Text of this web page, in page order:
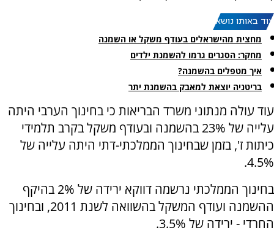
עוד באותו נושא:
מחצית מהישראלים בעודף משקל או השמנה
מחקר: הסגרים גרמו להשמנת ילדים
איך מטפלים בהשמנה?
בריטניה יוצאת למאבק בהשמנת יתר
עוד עולה מנתוני משרד הבריאות כי בחינוך הערבי היתה
עלייה של 23% בהשמנה ובעודף משקל בקרב תלמידי
כיתות ז', בזמן שבחינוך הממלכתי-דתי היתה עלייה של
4.5%.
בחינוך הממלכתי נרשמה דווקא ירידה של 2% בהיקף
ההשמנה ועודף המשקל בהשוואה לשנת 2011, ובחינוך
החרדי - ירידה של 3.5%.